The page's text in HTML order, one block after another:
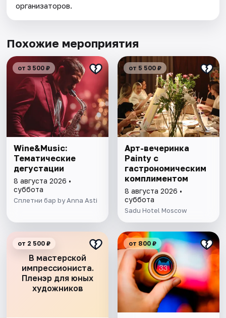
организаторов.
Похожие мероприятия
от 3 500 ₽
Wine&Music:
Тематические
дегустации
8 августа 2026 •
суббота
Сплетни бар by Anna Asti
от 5 500 ₽
Арт-вечеринка
Painty с
гастрономическим
комплиментом
8 августа 2026 •
суббота
Sadu Hotel Moscow
В мастерской
импрессиониста.
Пленэр для юных
художников
от 2 500 ₽ от 800 ₽